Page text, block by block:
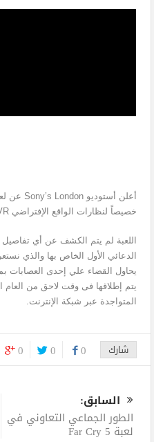
خصيصاً لنظارات الواقع الإفتراضي PlayStation VR.
اللعبة لم يتم الكشف عن أي
الدعائي الأول الخاص بها والذي
يحاول القضاء علي إحدى العصابات
يتم إطلاقها فى وقت لاحق من
المتواجدة عبر شبكة الإنترنت.
شارك 0
0
0
السابق:
الطور الجماعي التعاوني في
لعبة Far Cry 5